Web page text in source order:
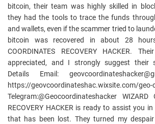
bitcoin, their team was highly skilled in
they had the tools to trace the funds
and wallets, even if the scammer tried to
bitcoin was recovered in about 28
COORDINATES RECOVERY HACKER.
appreciated, and I strongly suggest their
Details Email:
https://geovcoordinateshac.wixsite.com/geo-
Telegram:@Geocoordinateshacker WIZARD
RECOVERY HACKER is ready to assist you
that has been lost. They turned my